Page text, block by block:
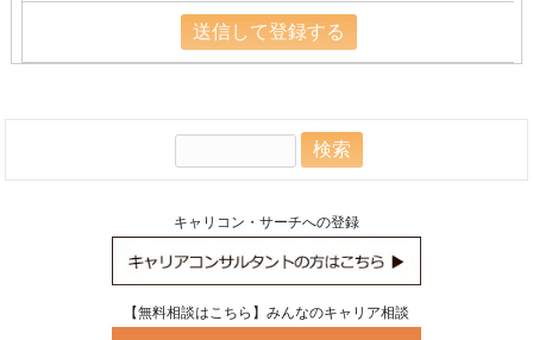
キャリコン・サーチへの登録
【無料相談はこちら】みんなのキャリア相談